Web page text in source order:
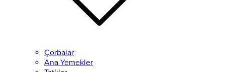
Çorbalar
Ana Yemekler